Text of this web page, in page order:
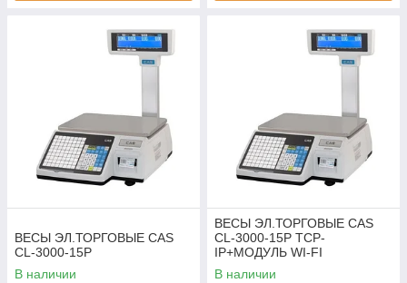
ВЕСЫ ЭЛ.ТОРГОВЫЕ CAS
CL-3000-15P
В наличии
ВЕСЫ ЭЛ.ТОРГОВЫЕ CAS
CL-3000-15P TCP-
IP+МОДУЛЬ WI-FI
В наличии